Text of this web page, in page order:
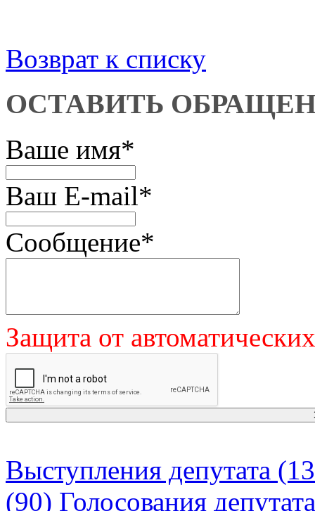
Возврат к списку
ОСТАВИТЬ
Ваше имя*
Ваш E-mail*
Сообщение*
Защита от
Выступления депутата
(90) Голосования депутата